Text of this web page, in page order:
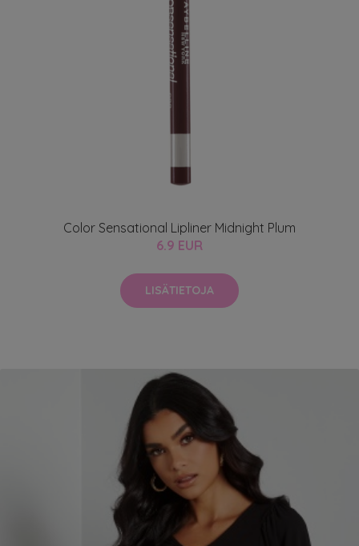
Color Sensational Lipliner Midnight Plum
6.9 EUR
LISÄTIETOJA